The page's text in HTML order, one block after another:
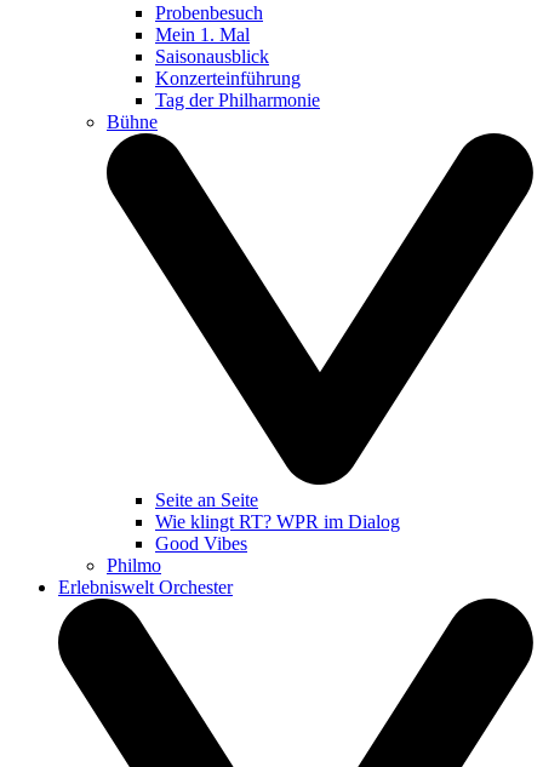
Probenbesuch
Mein 1. Mal
Saisonausblick
Konzerteinführung
Tag der Philharmonie
Bühne
Seite an Seite
Wie klingt RT? WPR im Dialog
Good Vibes
Philmo
Erlebniswelt Orchester